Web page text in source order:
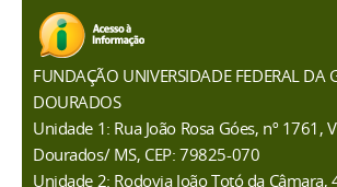
FUNDAÇÃO UNIVERSIDADE FEDERAL DA
DOURADOS
Unidade 1: Rua João Rosa Góes, nº 1761,
Dourados/ MS, CEP: 79825-070
Unidade 2: Rodovia João Totó da Câmara,